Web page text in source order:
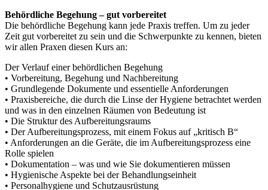
Behördliche Begehung – gut vorbereitet
Die behördliche Begehung kann jede Praxis treffen. Um zu jeder
Zeit gut vorbereitet zu sein und die Schwerpunkte zu kennen, bieten
wir allen Praxen diesen Kurs an:
Der Verlauf einer behördlichen Begehung
• Vorbereitung, Begehung und Nachbereitung
• Grundlegende Dokumente und essentielle Anforderungen
• Praxisbereiche, die durch die Linse der Hygiene betrachtet werden
und was in den einzelnen Räumen von Bedeutung ist
• Die Struktur des Aufbereitungsraums
• Der Aufbereitungsprozess, mit einem Fokus auf „kritisch B“
• Anforderungen an die Geräte, die im Aufbereitungsprozess eine
Rolle spielen
• Dokumentation – was und wie Sie dokumentieren müssen
• Hygienische Aspekte bei der Behandlungseinheit
• Personalhygiene und Schutzausrüstung